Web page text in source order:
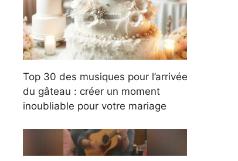
Top 30 des musiques pour l’arrivée
du gâteau : créer un moment
inoubliable pour votre mariage